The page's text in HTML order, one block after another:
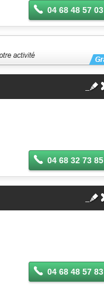
04 68 48 57 03
04 68 32 73 85
04 68 48 57 83